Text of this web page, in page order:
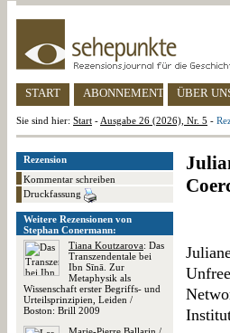
START ABONNEMENT ÜBER
Sie sind hier: Start - Ausgabe 26 (2026), Nr. 5 -
Rezension
Kommentar schreiben
Druckfassung
Weitere Rezensionen von
Stephan Conermann:
Tiana Koutzarova: Das
Transzendentale bei
Ibn Sīnā. Zur
Metaphysik als
Wissenschaft erster Begriffs- und
Urteilsprinzipien, Leiden /
Boston: Brill 2009